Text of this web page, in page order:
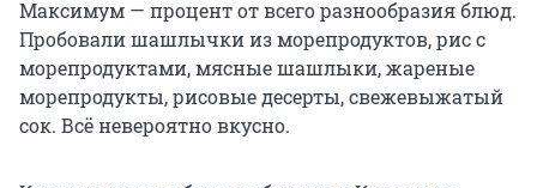
Максимум — процент от всего разнообразия блюд.
Пробовали шашлычки из морепродуктов, рис с
морепродуктами, мясные шашлыки, жареные
морепродукты, рисовые десерты, свежевыжатый
сок. Всё невероятно вкусно.